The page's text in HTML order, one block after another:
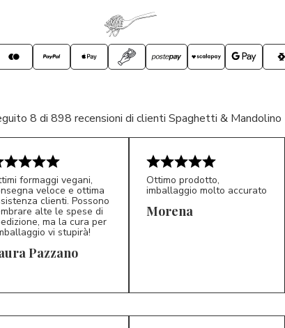
8 di 898 recensioni di clienti Spaghetti & Mandolino
5/5
formaggi vegani,
veloce e ottima
clienti. Possono
alte le spese di
ma la cura per
vi stupirà!
Pazzano
Ottimo prodotto,
imballaggio molto accurato
Morena